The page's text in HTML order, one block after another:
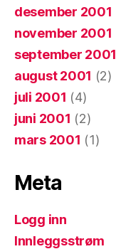
desember 2001
november 2001
september 2001
august 2001 (2)
juli 2001 (4)
juni 2001 (2)
mars 2001 (1)
Meta
Logg inn
Innleggsstrøm